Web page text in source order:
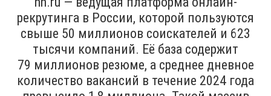
рекрутинга в России, которой пользуются
свыше 50 миллионов соискателей и 623
тысячи компаний. Её база содержит
79 миллионов резюме, а среднее дневное
количество вакансий в течение 2024 года